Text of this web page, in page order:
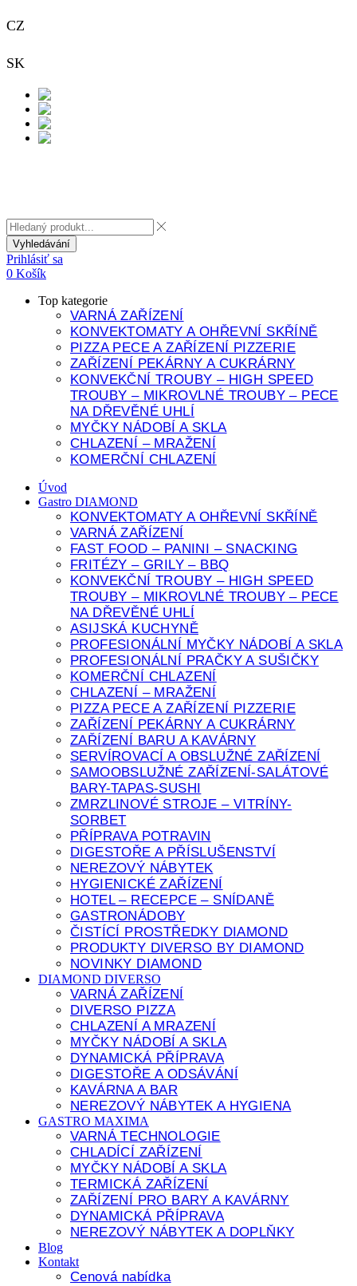
CZ
SK
Vyhledávání
Prihlásiť sa
0 Košík
Top kategorie
VARNÁ ZAŘÍZENÍ
KONVEKTOMATY A OHŘEVNÍ SKŘÍNĚ
PIZZA PECE A ZAŘÍZENÍ PIZZERIE
ZAŘÍZENÍ PEKÁRNY A CUKRÁRNY
KONVEKČNÍ TROUBY – HIGH SPEED
TROUBY – MIKROVLNÉ TROUBY – PECE
NA DŘEVĚNÉ UHLÍ
MYČKY NÁDOBÍ A SKLA
CHLAZENÍ – MRAŽENÍ
KOMERČNÍ CHLAZENÍ
Úvod
Gastro DIAMOND
KONVEKTOMATY A OHŘEVNÍ SKŘÍNĚ
VARNÁ ZAŘÍZENÍ
FAST FOOD – PANINI – SNACKING
FRITÉZY – GRILY – BBQ
KONVEKČNÍ TROUBY – HIGH SPEED
TROUBY – MIKROVLNÉ TROUBY – PECE
NA DŘEVĚNÉ UHLÍ
ASIJSKÁ KUCHYNĚ
PROFESIONÁLNÍ MYČKY NÁDOBÍ A SKLA
PROFESIONÁLNÍ PRAČKY A SUŠIČKY
KOMERČNÍ CHLAZENÍ
CHLAZENÍ – MRAŽENÍ
PIZZA PECE A ZAŘÍZENÍ PIZZERIE
ZAŘÍZENÍ PEKÁRNY A CUKRÁRNY
ZAŘÍZENÍ BARU A KAVÁRNY
SERVÍROVACÍ A OBSLUŽNÉ ZAŘÍZENÍ
SAMOOBSLUŽNÉ ZAŘÍZENÍ-SALÁTOVÉ
BARY-TAPAS-SUSHI
ZMRZLINOVÉ STROJE – VITRÍNY-
SORBET
PŘÍPRAVA POTRAVIN
DIGESTOŘE A PŘÍSLUŠENSTVÍ
NEREZOVÝ NÁBYTEK
HYGIENICKÉ ZAŘÍZENÍ
HOTEL – RECEPCE – SNÍDANĚ
GASTRONÁDOBY
ČISTÍCÍ PROSTŘEDKY DIAMOND
PRODUKTY DIVERSO BY DIAMOND
NOVINKY DIAMOND
DIAMOND DIVERSO
VARNÁ ZAŘÍZENÍ
DIVERSO PIZZA
CHLAZENÍ A MRAZENÍ
MYČKY NÁDOBÍ A SKLA
DYNAMICKÁ PŘÍPRAVA
DIGESTOŘE A ODSÁVÁNÍ
KAVÁRNA A BAR
NEREZOVÝ NÁBYTEK A HYGIENA
GASTRO MAXIMA
VARNÁ TECHNOLOGIE
CHLADÍCÍ ZAŘÍZENÍ
MYČKY NÁDOBÍ A SKLA
TERMICKÁ ZAŘÍZENÍ
ZAŘÍZENÍ PRO BARY A KAVÁRNY
DYNAMICKÁ PŘÍPRAVA
NEREZOVÝ NÁBYTEK A DOPLŇKY
Blog
Kontakt
Cenová nabídka